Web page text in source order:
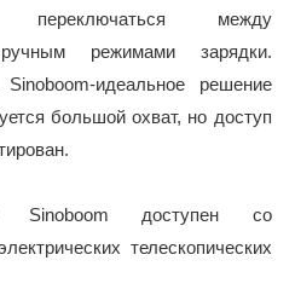
между
режимами зарядки.
идеальное решение
большой охват, но доступ
Sinoboom доступен со
телескопических